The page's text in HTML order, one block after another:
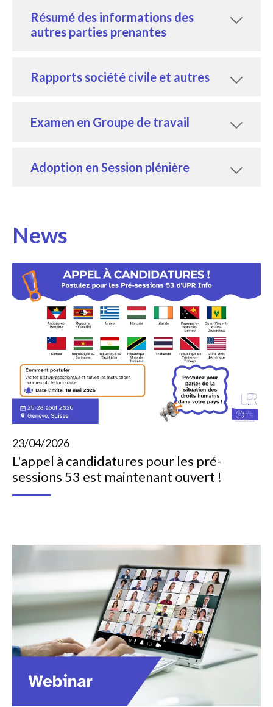
Résumé des informations des
autres parties prenantes
Rapports société civile et autres
Examen en Groupe de travail
Adoption en Session plénière
News
23/04/2026
L'appel à candidatures pour les pré-
sessions 53 est maintenant ouvert !